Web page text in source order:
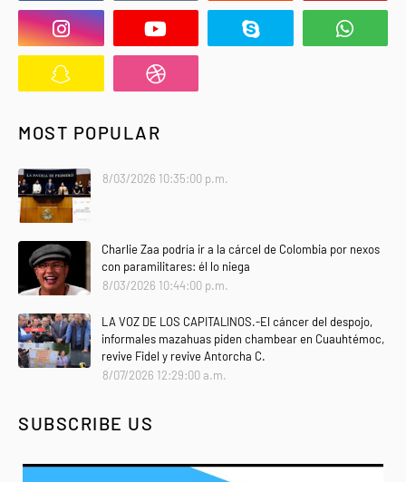
MOST POPULAR
8/03/2026 10:35:00 p.m.
Charlie Zaa podría ir a la cárcel de Colombia por nexos
con paramilitares: él lo niega
8/03/2026 10:44:00 p.m.
LA VOZ DE LOS CAPITALINOS.-El cáncer del despojo,
informales mazahuas piden chambear en Cuauhtémoc,
revive Fidel y revive Antorcha C.
8/07/2026 12:29:00 a.m.
SUBSCRIBE US